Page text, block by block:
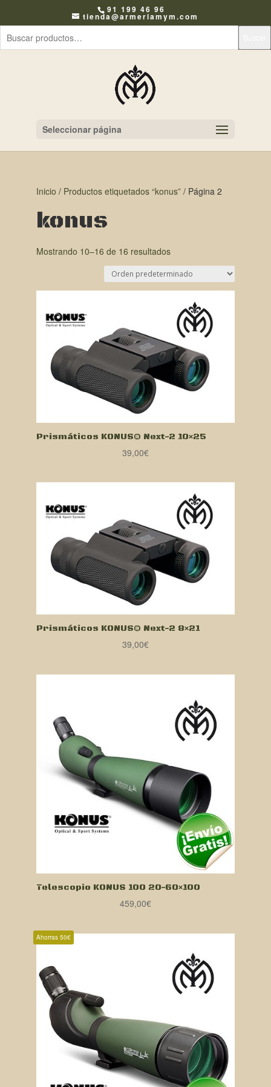
91 199 46 96
tienda@armeriamym.com
Seleccionar página
Inicio / Productos etiquetados “konus”/ Página 2
konus
Mostrando 10–16 de 16 resultados
Prismáticos KONUS® Next-2 10×25
39,00€
Prismáticos KONUS® Next-2 8×21
39,00€
Telescopio KONUS 100 20-60×100
459,00€
Ahorras 50€